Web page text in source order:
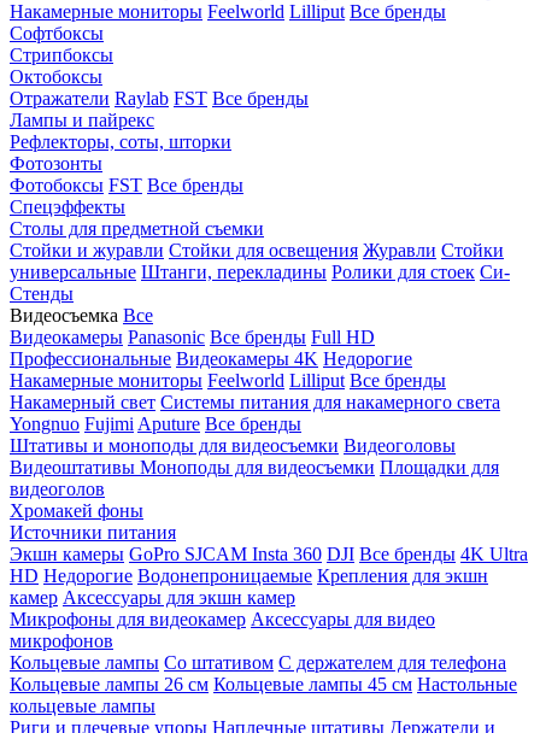
Накамерные мониторы Feelworld Lilliput Все бренды
Софтбоксы
Стрипбоксы
Октобоксы
Отражатели Raylab FST Все бренды
Лампы и пайрекс
Рефлекторы, соты, шторки
Фотозонты
Фотобоксы FST Все бренды
Спецэффекты
Столы для предметной съемки
Стойки и журавли Стойки для освещения Журавли Стойки
универсальные Штанги, перекладины Ролики для стоек Си-
Стенды
Видеосъемка Все
Видеокамеры Panasonic Все бренды Full HD
Профессиональные Видеокамеры 4K Недорогие
Накамерные мониторы Feelworld Lilliput Все бренды
Накамерный свет Системы питания для накамерного света
Yongnuo Fujimi Aputure Все бренды
Штативы и моноподы для видеосъемки Видеоголовы
Видеоштативы Моноподы для видеосъемки Площадки для
видеоголов
Хромакей фоны
Источники питания
Экшн камеры GoPro SJCAM Insta 360 DJI Все бренды 4K Ultra
HD Недорогие Водонепроницаемые Крепления для экшн
камер Аксессуары для экшн камер
Микрофоны для видеокамер Аксессуары для видео
микрофонов
Кольцевые лампы Со штативом C держателем для телефона
Кольцевые лампы 26 см Кольцевые лампы 45 см Настольные
кольцевые лампы
Риги и плечевые упоры Наплечные штативы Держатели и